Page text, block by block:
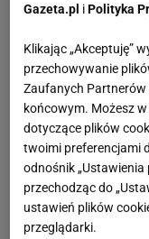
Gazeta.pl iPolityka
Klikając „Akceptuję”
przechowywanie
Zaufanych Partnerów
końcowym. Możesz
dotyczące plików
twoimi preferencjami
odnośnik
przechodząc do
ustawień plików
przeglądarki.